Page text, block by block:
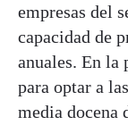
empresas del
capacidad de
anuales. En la
para optar a
media docena